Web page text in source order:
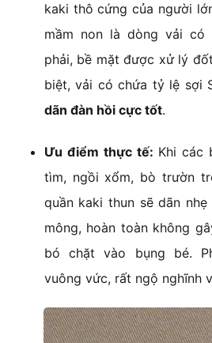
kaki thô cứng của người
mầm non là dòng vải có
phải, bề mặt được xử lý
biệt, vải có chứa tỷ lệ sợi
dãn đàn hồi cực tốt.
Ưu điểm thực tế: Khi các
tìm, ngồi xổm, bò trườn
quần kaki thun sẽ dãn
mông, hoàn toàn không
bó chặt vào bụng bé.
vuông vức, rất ngộ nghĩnh